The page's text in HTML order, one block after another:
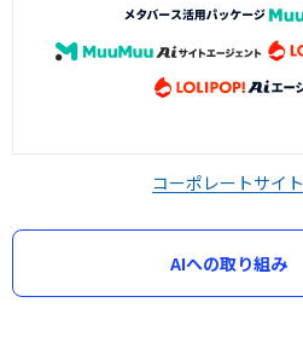
コーポレートサイト
AIへの取り組み